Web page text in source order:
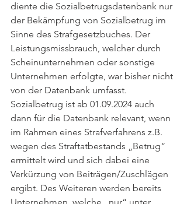
diente die Sozialbetrugsdatenbank nur
der Bekämpfung von Sozialbetrug im
Sinne des Strafgesetzbuches. Der
Leistungsmissbrauch, welcher durch
Scheinunternehmen oder sonstige
Unternehmen erfolgte, war bisher nicht
von der Datenbank umfasst.
Sozialbetrug ist ab 01.09.2024 auch
dann für die Datenbank relevant, wenn
im Rahmen eines Strafverfahrens z.B.
wegen des Straftatbestands „Betrug“
ermittelt wird und sich dabei eine
Verkürzung von Beiträgen/Zuschlägen
ergibt. Des Weiteren werden bereits